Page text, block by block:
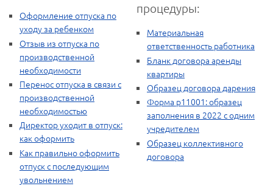
Оформление отпуска по
уходу за ребенком
Отзыв из отпуска по
производственной
необходимости
Перенос отпуска в связи с
производственной
необходимостью
Директор уходит в отпуск:
как оформить
Как правильно оформить
отпуск с последующим
увольнением
процедуры:
Материальная
ответственность работника
Бланк договора аренды
квартиры
Образец договора дарения
Форма р11001: образец
заполнения в 2022 с одним
учредителем
Образец коллективного
договора